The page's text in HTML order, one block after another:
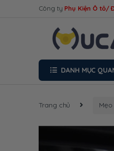
Công ty Phụ Kiện Ô tô/
DANH MỤC
Trang chủ Mẹo